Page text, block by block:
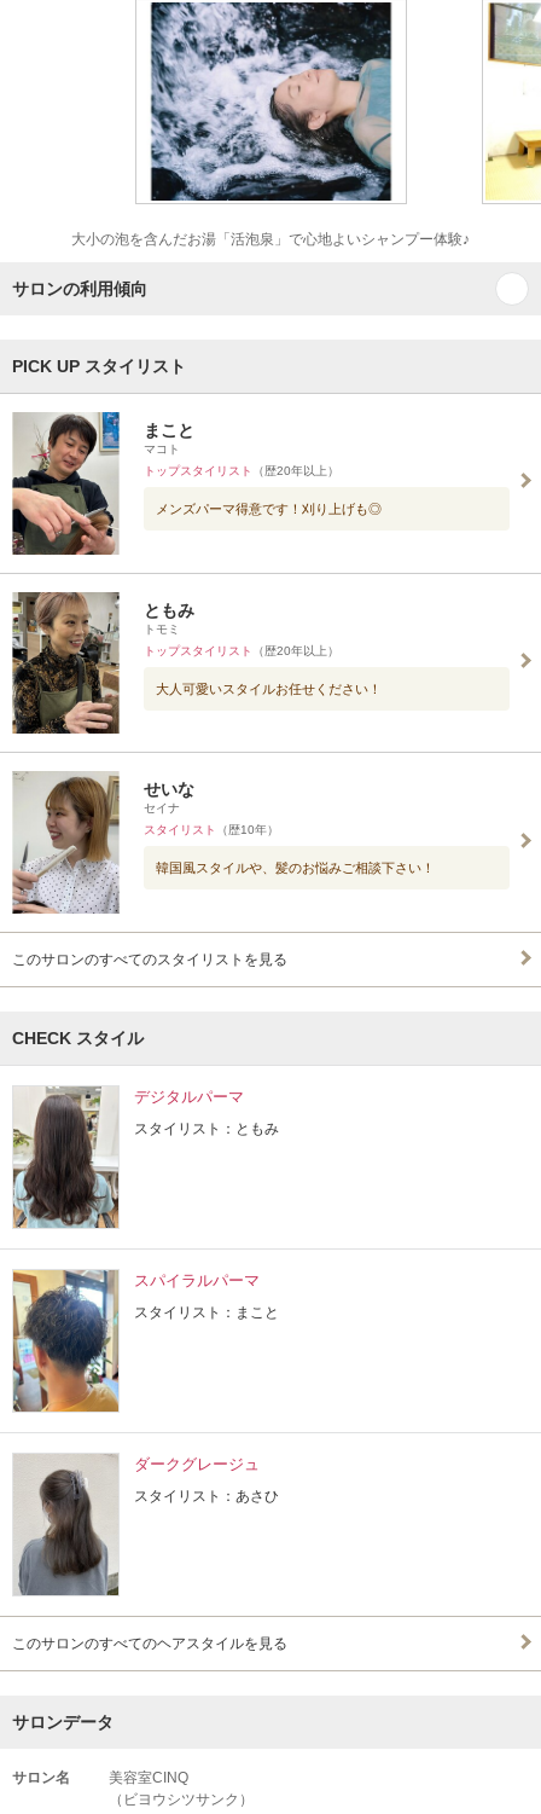
大小の泡を含んだお湯「活泡泉」で心地よいシャンプー体験♪
サロンの利用傾向
PICK UP スタイリスト
まこと
マコト
トップスタイリスト
（歴20年以上）
メンズパーマ得意です！刈り上げも◎
ともみ
トモミ
トップスタイリスト
（歴20年以上）
大人可愛いスタイルお任せください！
せいな
セイナ
スタイリスト
（歴10年）
韓国風スタイルや、髪のお悩みご相談下さい！
このサロンのすべてのスタイリストを見る
CHECK スタイル
デジタルパーマ
スタイリスト：ともみ
スパイラルパーマ
スタイリスト：まこと
ダークグレージュ
スタイリスト：あさひ
このサロンのすべてのヘアスタイルを見る
サロンデータ
サロン名
美容室CINQ
（ビヨウシツサンク）